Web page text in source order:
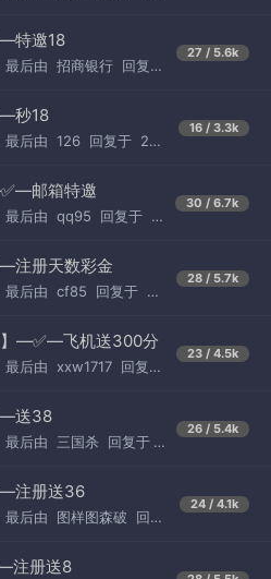
特邀18
最后由 招商银行 回复
27 / 5.6k
秒18
最后由 126 回复于 2天
16 / 3.3k
邮箱特邀
最后由 qq95 回复于 1
30 / 6.7k
注册天数彩金
最后由 cf85 回复于 6
28 / 5.7k
】—✅—飞机送300分
最后由 xxw1717 回复
23 / 4.5k
送38
最后由 三国杀 回复于
26 / 5.4k
注册送36
最后由 图样图森破
回复
24 / 4.1k
注册送8